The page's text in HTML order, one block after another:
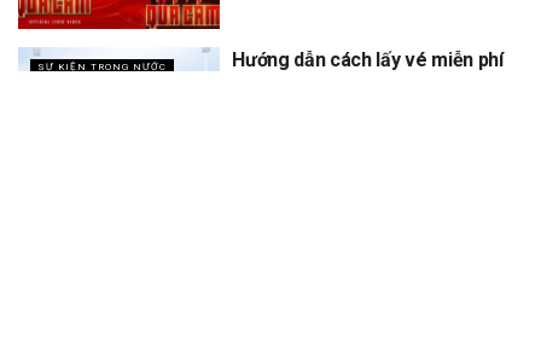
SỰ KIỆN TRONG NƯỚC
Hướng dẫn cách lấy vé miễn phí